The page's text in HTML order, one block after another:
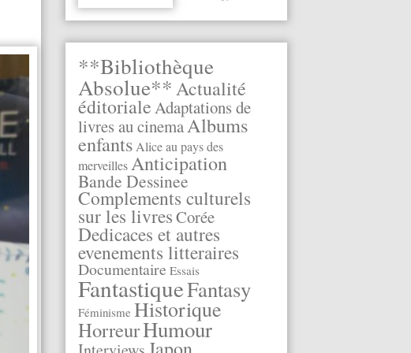
**Bibliothèque
Absolue**Actualité
éditorialeAdaptations de
livres au cinemaAlbums
enfantsAlice au pays des
merveillesAnticipation
Bande Dessinee
Complements culturels
sur les livresCorée
Dedicaces et autres
evenements litteraires
Documentaire Essais
FantastiqueFantasy
Féminisme Historique
HorreurHumour